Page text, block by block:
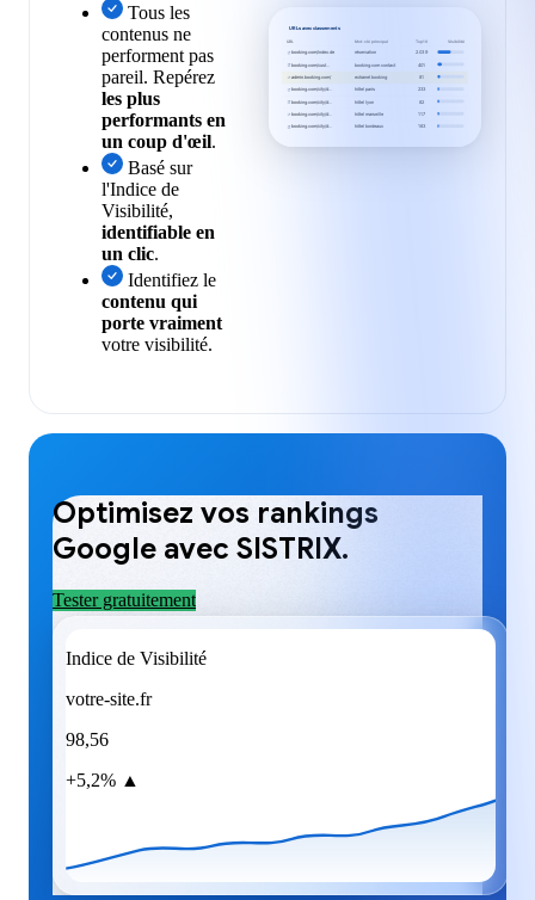
Tous les
contenus ne
performent pas
pareil. Repérez
les plus
performants en
un coup d'œil.
Basé sur
l'Indice de
Visibilité,
identifiable en
un clic.
Identifiez le
contenu qui
porte vraiment
votre visibilité.
URLs avec classements
URL Mot-clé principal Top10 Visibilité
booking.com/index.de réservation 2.039
booking.com/cust... booking.com contact 401
admin.booking.com/ extranet booking 81
booking.com/city/d... hôtel paris 233
booking.com/city/d... hôtel lyon 82
booking.com/city/d... hôtel marseille 117
booking.com/city/d... hôtel bordeaux 163
Optimisez vos rankings
Google avec SISTRIX.
Tester gratuitement
Indice de Visibilité
votre-site.fr
98,56
+5,2% ▲